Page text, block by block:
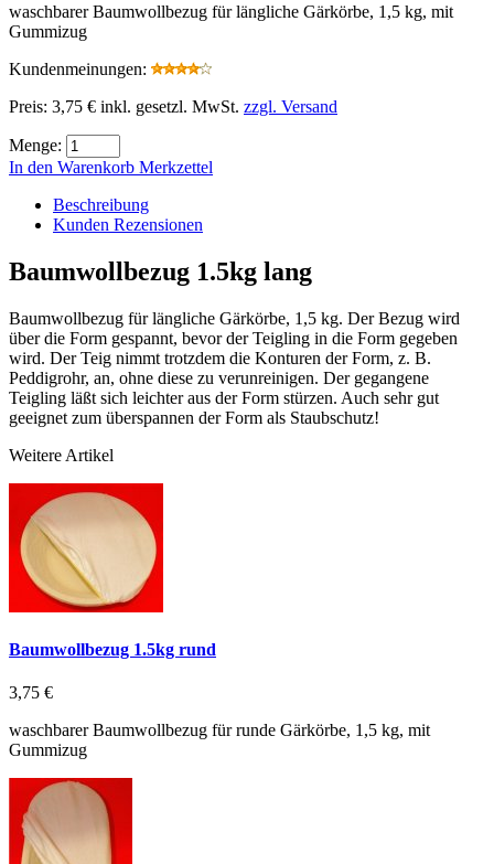
waschbarer Baumwollbezug für längliche Gärkörbe, 1,5 kg, mit
Gummizug
Kundenmeinungen:
Preis: 3,75 € inkl. gesetzl. MwSt. zzgl. Versand
Menge:
In den Warenkorb Merkzettel
Beschreibung
Kunden Rezensionen
Baumwollbezug 1.5kg lang
Baumwollbezug für längliche Gärkörbe, 1,5 kg. Der Bezug wird
über die Form gespannt, bevor der Teigling in die Form gegeben
wird. Der Teig nimmt trotzdem die Konturen der Form, z. B.
Peddigrohr, an, ohne diese zu verunreinigen. Der gegangene
Teigling läßt sich leichter aus der Form stürzen. Auch sehr gut
geeignet zum überspannen der Form als Staubschutz!
Weitere Artikel
Baumwollbezug 1.5kg rund
3,75 €
waschbarer Baumwollbezug für runde Gärkörbe, 1,5 kg, mit
Gummizug